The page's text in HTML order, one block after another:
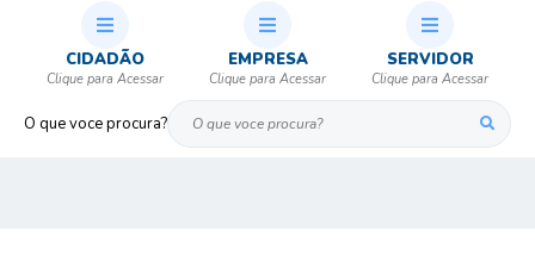
O que voce procura?
CIDADÃO EMPRESA SERVIDOR